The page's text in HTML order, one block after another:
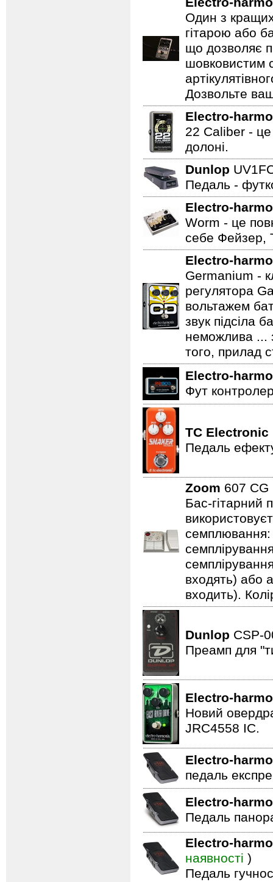
Один з
гітарою або
що дозволяє
шовковистим
Дозвольте
Electro-
22 Caliber - це
долоні.
Dunlop
Педаль -
Electro-
Worm - це
себе Фейзер,
Electro-
Germanium -
регулятора
вольтажем
звук підсіла
неможлива ...
того, прилад
Electro-
Фут
TC Electronic
Педаль
Zoom 607
Бас-гітарний
семплювання:
входять) або
входить).
Dunlop CSP-
Преамп для
Electro-
Новий
JRC4558 IC.
Electro-
педаль
Electro-
Педаль
Electro-
наявності )
Педаль